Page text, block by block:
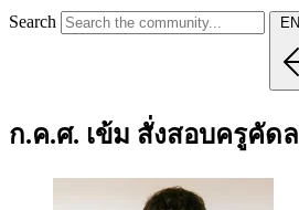
Search
ก.ค.ศ. เข้ม สั่งสอบครูคัด